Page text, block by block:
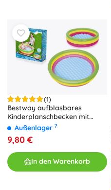
(1)
Bestway aufblasbares
Kinderplanschbecken mit
weichem Boden, 3 Ringe (102 ×
Außenlager ?
9,80 €
In den Warenkorb